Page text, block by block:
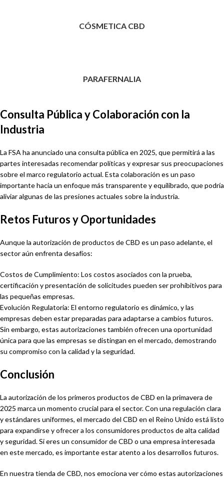
CÓSMETICA CBD
PARAFERNALIA
Consulta Pública y Colaboración con la
Industria
La FSA ha anunciado una consulta pública en 2025, que permitirá a las
partes interesadas recomendar políticas y expresar sus preocupaciones
sobre el marco regulatorio actual. Esta colaboración es un paso
importante hacia un enfoque más transparente y equilibrado, que podría
aliviar algunas de las presiones actuales sobre la industria.
Retos Futuros y Oportunidades
Aunque la autorización de productos de CBD es un paso adelante, el
sector aún enfrenta desafíos:
Costos de Cumplimiento: Los costos asociados con la prueba,
certificación y presentación de solicitudes pueden ser prohibitivos para
las pequeñas empresas.
Evolución Regulatoria: El entorno regulatorio es dinámico, y las
empresas deben estar preparadas para adaptarse a cambios futuros.
Sin embargo, estas autorizaciones también ofrecen una oportunidad
única para que las empresas se distingan en el mercado, demostrando
su compromiso con la calidad y la seguridad.
Conclusión
La autorización de los primeros productos de CBD en la primavera de
2025 marca un momento crucial para el sector. Con una regulación clara
y estándares uniformes, el mercado del CBD en el Reino Unido está listo
para expandirse y ofrecer a los consumidores productos de alta calidad
y seguridad. Si eres un consumidor de CBD o una empresa interesada
en este mercado, es importante estar atento a los desarrollos futuros.
En nuestra tienda de CBD, nos emociona ver cómo estas autorizaciones